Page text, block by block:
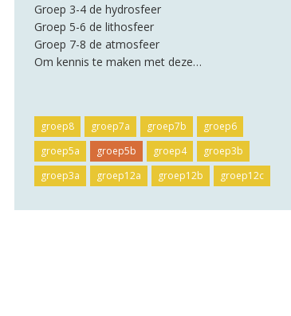
Groep 3-4 de hydrosfeer
Groep 5-6 de lithosfeer
Groep 7-8 de atmosfeer
Om kennis te maken met deze…
groep8 groep7a groep7b
groep6
groep5a
groep5b groep4
groep3b
groep3a
groep12a groep12b groep12c